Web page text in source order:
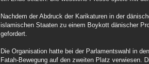
Nachdem der Abdruck der Karikaturen in der
islamischen Staaten zu einem Boykott dänischer
gefordert.
Die Organisation hatte bei der Parlamentswahl in
Fatah-Bewegung auf den zweiten Platz verwiesen.